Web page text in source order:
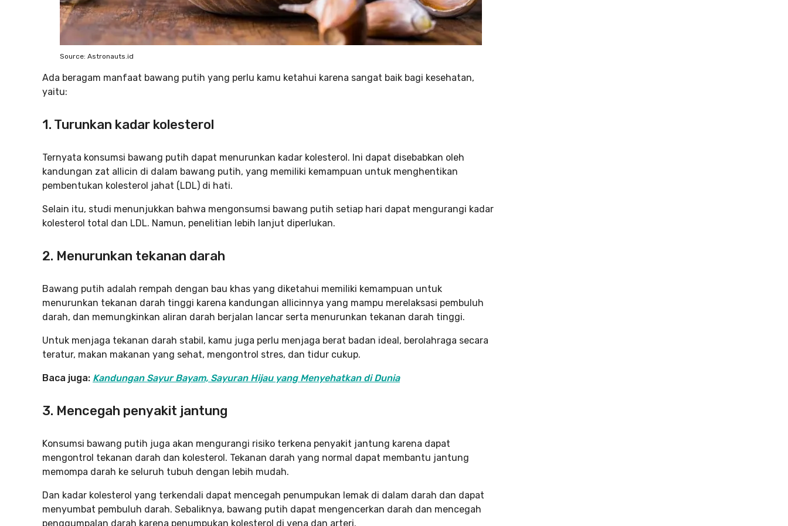
Source: Astronauts.id
Ada beragam manfaat bawang putih yang perlu kamu ketahui karena sangat baik bagi kesehatan,
yaitu:
1. Turunkan kadar kolesterol
Ternyata konsumsi bawang putih dapat menurunkan kadar kolesterol. Ini dapat disebabkan oleh
kandungan zat allicin di dalam bawang putih, yang memiliki kemampuan untuk menghentikan
pembentukan kolesterol jahat (LDL) di hati.
Selain itu, studi menunjukkan bahwa mengonsumsi bawang putih setiap hari dapat mengurangi kadar
kolesterol total dan LDL. Namun, penelitian lebih lanjut diperlukan.
2. Menurunkan tekanan darah
Bawang putih adalah rempah dengan bau khas yang diketahui memiliki kemampuan untuk
menurunkan tekanan darah tinggi karena kandungan allicinnya yang mampu merelaksasi pembuluh
darah, dan memungkinkan aliran darah berjalan lancar serta menurunkan tekanan darah tinggi.
Untuk menjaga tekanan darah stabil, kamu juga perlu menjaga berat badan ideal, berolahraga secara
teratur, makan makanan yang sehat, mengontrol stres, dan tidur cukup.
Baca juga: Kandungan Sayur Bayam, Sayuran Hijau yang Menyehatkan di Dunia
3. Mencegah penyakit jantung
Konsumsi bawang putih juga akan mengurangi risiko terkena penyakit jantung karena dapat
mengontrol tekanan darah dan kolesterol. Tekanan darah yang normal dapat membantu jantung
memompa darah ke seluruh tubuh dengan lebih mudah.
Dan kadar kolesterol yang terkendali dapat mencegah penumpukan lemak di dalam darah dan dapat
menyumbat pembuluh darah. Sebaliknya, bawang putih dapat mengencerkan darah dan mencegah
penggumpalan darah karena penumpukan kolesterol di vena dan arteri.